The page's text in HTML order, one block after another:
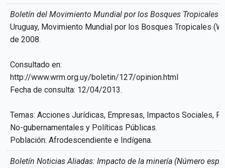
Boletín del Movimiento Mundial por los Bosques Tropicales
Uruguay, Movimiento Mundial por los Bosques Tropicales
de 2008.
Consultado en:
http://www.wrm.org.uy/boletin/127/opinion.html
Fecha de consulta: 12/04/2013.
Temas: Acciones Jurídicas, Empresas, Impactos Sociales,
No-gubernamentales y Políticas Públicas.
Población: Afrodescendiente e Indígena.
Boletín Noticias Aliadas: Impacto de la minería (Número